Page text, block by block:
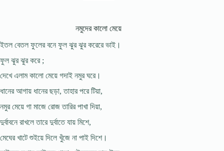
নমুদের কালো মেয়ে
ইতল বেতল ফুলের বনে ফুল ঝুর ঝুর করেরে ভাই।
ফুল ঝুর ঝুর করে ;
দেখে এলাম কালো মেয়ে গদাই নমুর ঘরে।
ধানের আগায় ধানের ছড়া, তাহার পরে টিয়া,
নমুর মেয়ে গা মাজে রোজ তারির পাখা দিয়া,
দুর্বাবনে রাখলে তারে দুর্বাতে যায় মিশে,
মেঘের খাটে শুইয়ে দিলে খুঁজে না পাই দিশে।